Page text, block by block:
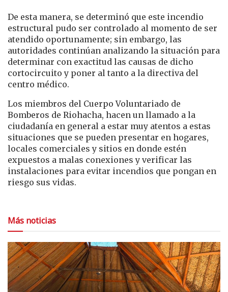
De esta manera, se determinó que este incendio
estructural pudo ser controlado al momento de ser
atendido oportunamente; sin embargo, las
autoridades continúan analizando la situación para
determinar con exactitud las causas de dicho
cortocircuito y poner al tanto a la directiva del
centro médico.
Los miembros del Cuerpo Voluntariado de
Bomberos de Riohacha, hacen un llamado a la
ciudadanía en general a estar muy atentos a estas
situaciones que se pueden presentar en hogares,
locales comerciales y sitios en donde estén
expuestos a malas conexiones y verificar las
instalaciones para evitar incendios que pongan en
riesgo sus vidas.
Más noticias